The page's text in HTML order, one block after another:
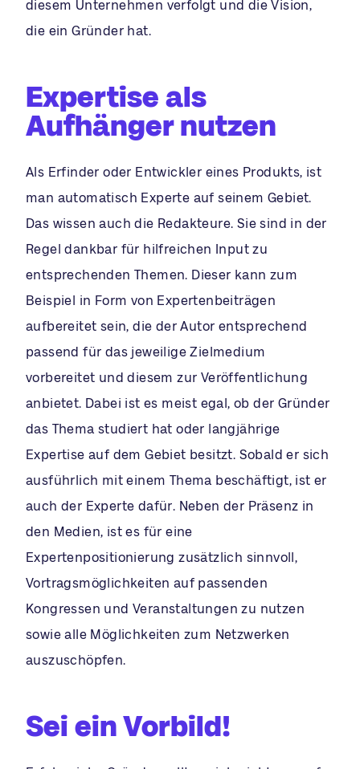
diesem Unternehmen verfolgt und die Vision,
die ein Gründer hat.
Expertise als
Aufhänger nutzen
Als Erfinder oder Entwickler eines Produkts, ist
man automatisch Experte auf seinem Gebiet.
Das wissen auch die Redakteure. Sie sind in der
Regel dankbar für hilfreichen Input zu
entsprechenden Themen. Dieser kann zum
Beispiel in Form von Expertenbeiträgen
aufbereitet sein, die der Autor entsprechend
passend für das jeweilige Zielmedium
vorbereitet und diesem zur Veröffentlichung
anbietet. Dabei ist es meist egal, ob der Gründer
das Thema studiert hat oder langjährige
Expertise auf dem Gebiet besitzt. Sobald er sich
ausführlich mit einem Thema beschäftigt, ist er
auch der Experte dafür. Neben der Präsenz in
den Medien, ist es für eine
Expertenpositionierung zusätzlich sinnvoll,
Vortragsmöglichkeiten auf passenden
Kongressen und Veranstaltungen zu nutzen
sowie alle Möglichkeiten zum Netzwerken
auszuschöpfen.
Sei ein Vorbild!